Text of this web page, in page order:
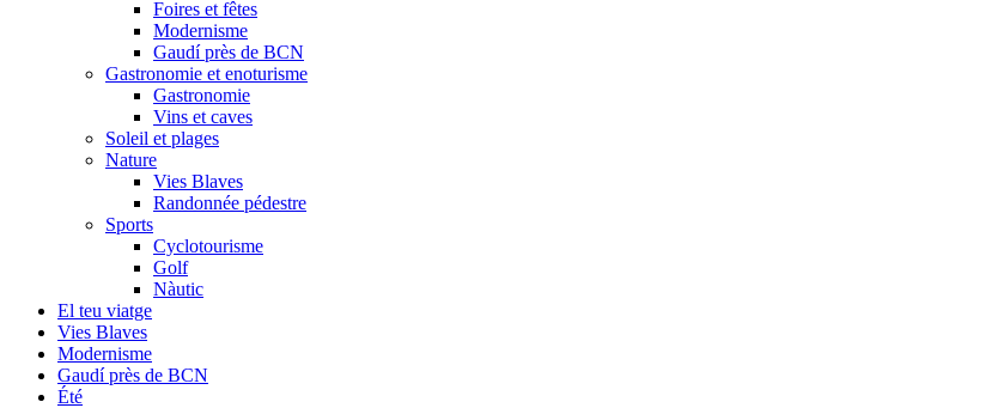
Foires et fêtes
Modernisme
Gaudí près de BCN
Gastronomie et enoturisme
Gastronomie
Vins et caves
Soleil et plages
Nature
Vies Blaves
Randonnée pédestre
Sports
Cyclotourisme
Golf
Nàutic
El teu viatge
Vies Blaves
Modernisme
Gaudí près de BCN
Été